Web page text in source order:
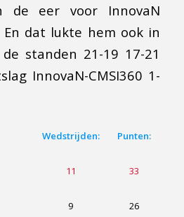
de eer voor InnovaN
dat lukte hem ook in
standen 21-19 17-21
InnovaN-CMSI360 1-
Wedstrijden: Punten:
11 33
9 26